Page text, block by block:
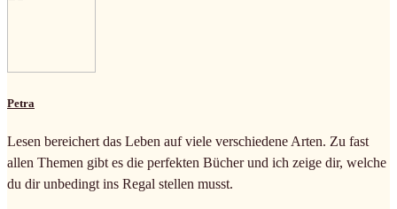
Petra
Lesen bereichert das Leben auf viele verschiedene Arten. Zu fast
allen Themen gibt es die perfekten Bücher und ich zeige dir, welche
du dir unbedingt ins Regal stellen musst.